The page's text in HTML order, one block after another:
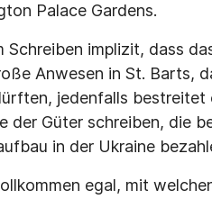
Palace Gardens.
implizit, dass
Anwesen in St. Barts,
jedenfalls bestreitet
der Güter schreiben, die
in der Ukraine
egal, mit